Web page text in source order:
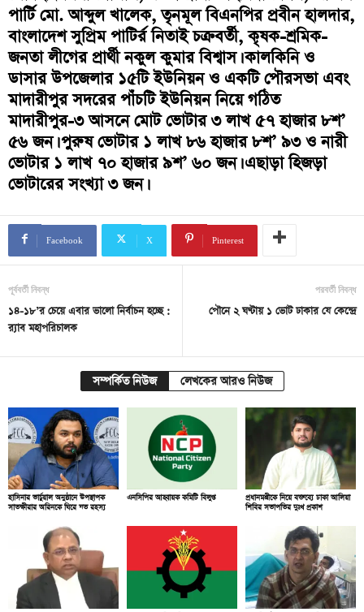
পার্টি মো. আব্দুল খালেক, তৃনমূল বিএনপির প্রবীন হালদার,
বাংলাদেশ সুপ্রিম পাটির্র নিতাই চক্রবর্তী, কৃষক-শ্রমিক-
জনতা লীগের প্রার্থী নকুল কুমার বিশ্বাস। কালকিনি ও
ডাসার উপজেলার ১৫টি ইউনিয়ন ও একটি পৌরসভা এবং
মাদারীপুর সদরের পাঁচটি ইউনিয়ন নিয়ে গঠিত
মাদারীপুর-৩ আসনে মোট ভোটার ৩ লাখ ৫৭ হাজার ৮শ’
৫৬ জন। পুরুষ ভোটার ১ লাখ ৮৬ হাজার ৮শ’ ৯৩ ও নারী
ভোটার ১ লাখ ৭০ হাজার ৯শ’ ৬০ জন। এছাড়া হিজড়া
ভোটারের সংখ্যা ৩ জন।
Facebook X Pinterest
পূর্ববর্তী নিবন্ধ
১৪-১৮’র চেয়ে এবার ভালো নির্বাচন হচ্ছে :
র‌্যাব মহাপরিচালক
পরবর্তী নিবন্ধ
পৌনে ২ ঘণ্টায় ১ ভোট ঢাকার যে কেন্দ্রে
সম্পর্কিত নিউজ লেখকের আরও নিউজ
হাসিনার ভার্চুয়াল অনুষ্ঠানে উপস্থাপক
সাতক্ষীরার অরিনকে ঘিরে যত রহস্য
এনসিপির আহ্বায়ক কমিটি বিলুপ্ত
প্রধানমন্ত্রীকে নিয়ে বক্তব্যে ঢাকা আলিয়া
শিবির সভাপতির দুঃখ প্রকাশ